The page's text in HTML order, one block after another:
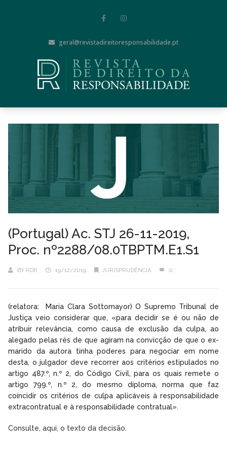
geral@revistadireitoresponsabilidade.pt
(Portugal) Ac. STJ 26-11-2019,
Proc. nº2288/08.0TBPTM.E1.S1
BY RDR 19/12/2019 JURISPRUDÊNCIA 0
(relatora: Maria Clara Sottomayor) O Supremo Tribunal de
Justiça veio considerar que, «para decidir se é ou não de
atribuir relevância, como causa de exclusão da culpa, ao
alegado pelas rés de que agiram na convicção de que o ex-
marido da autora tinha poderes para negociar em nome
desta, o julgador deve recorrer aos critérios estipulados no
artigo 487.º, n.º 2, do Código Civil, para os quais remete o
artigo 799.º, n.º 2, do mesmo diploma, norma que faz
coincidir os critérios de culpa aplicáveis à responsabilidade
extracontratual e à responsabilidade contratual».
Consulte, aqui, o texto da decisão.